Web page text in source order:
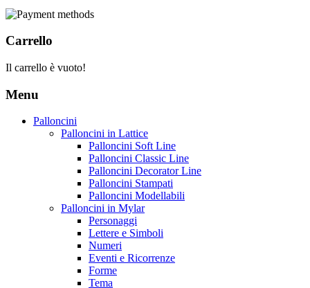
Carrello
Il carrello è vuoto!
Menu
Palloncini
Palloncini in Lattice
Palloncini Soft Line
Palloncini Classic Line
Palloncini Decorator Line
Palloncini Stampati
Palloncini Modellabili
Palloncini in Mylar
Personaggi
Lettere e Simboli
Numeri
Eventi e Ricorrenze
Forme
Tema